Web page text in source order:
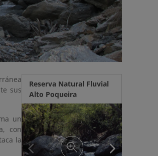
sus
un
con
la
Reserva Natural Fluvial
Alto Poqueira